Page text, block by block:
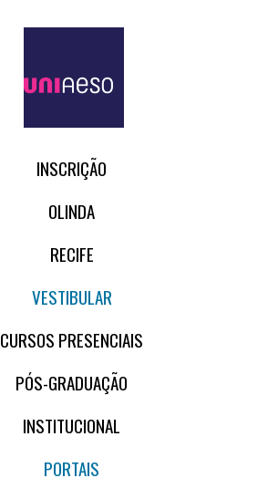
INSCRIÇÃO
OLINDA
RECIFE
VESTIBULAR
CURSOS PRESENCIAIS
PÓS-GRADUAÇÃO
INSTITUCIONAL
PORTAIS